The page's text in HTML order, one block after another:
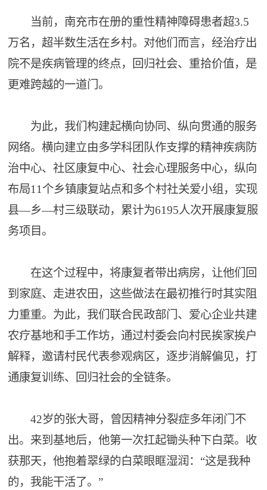
当前，南充市在册的重性精神障碍患者超3.5
万名，超半数生活在乡村。对他们而言，经治疗出
院不是疾病管理的终点，回归社会、重拾价值，是
更难跨越的一道门。
为此，我们构建起横向协同、纵向贯通的服务
网络。横向建立由多学科团队作支撑的精神疾病防
治中心、社区康复中心、社会心理服务中心，纵向
布局11个乡镇康复站点和多个村社关爱小组，实现
县—乡—村三级联动，累计为6195人次开展康复服
务项目。
在这个过程中，将康复者带出病房，让他们回
到家庭、走进农田，这些做法在最初推行时其实阻
力重重。为此，我们联合民政部门、爱心企业共建
农疗基地和手工作坊，通过村委会向村民挨家挨户
解释，邀请村民代表参观病区，逐步消解偏见，打
通康复训练、回归社会的全链条。
42岁的张大哥，曾因精神分裂症多年闭门不
出。来到基地后，他第一次扛起锄头种下白菜。收
获那天，他抱着翠绿的白菜眼眶湿润：“这是我种
的，我能干活了。”